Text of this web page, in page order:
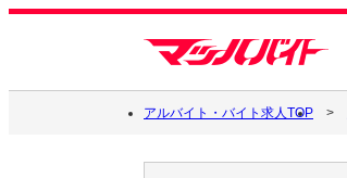
アルバイト・バイト求人TOP